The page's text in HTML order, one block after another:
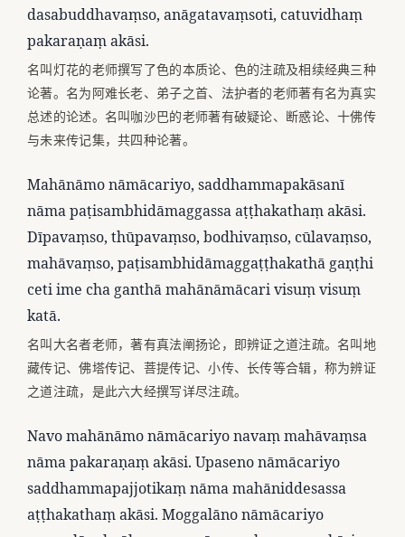
dasabuddhavaṃso, anāgatavaṃsoti, catuvidhaṃ
pakaraṇaṃ akāsi.
名叫灯花的老师撰写了色的本质论、色的注疏及相续经典三种
论著。名为阿难长老、弟子之首、法护者的老师著有名为真实
总述的论述。名叫咖沙巴的老师著有破疑论、断惑论、十佛传
与未来传记集，共四种论著。
Mahānāmo nāmācariyo, saddhammapakāsanī
nāma paṭisambhidāmaggassa aṭṭhakathaṃ akāsi.
Dīpavaṃso, thūpavaṃso, bodhivaṃso, cūlavaṃso,
mahāvaṃso, paṭisambhidāmaggaṭṭhakathā gaṇṭhi
ceti ime cha ganthā mahānāmācari visuṃ visuṃ
katā.
名叫大名者老师，著有真法阐扬论，即辨证之道注疏。名叫地
藏传记、佛塔传记、菩提传记、小传、长传等合辑，称为辨证
之道注疏，是此六大经撰写详尽注疏。
Navo mahānāmo nāmācariyo navaṃ mahāvaṃsa
nāma pakaraṇaṃ akāsi. Upaseno nāmācariyo
saddhammapajjotikaṃ nāma mahāniddesassa
aṭṭhakathaṃ akāsi. Moggalāno nāmācariyo